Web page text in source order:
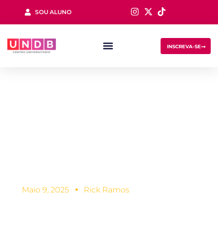
SOU ALUNO
INSCREVA-SE
Maio 9, 2025 Rick Ramos